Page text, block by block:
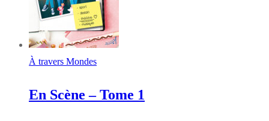
À travers Mondes
En Scène – Tome 1